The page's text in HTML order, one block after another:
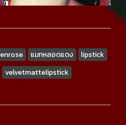
แมทหลอดแดง
lipstick
velvetmattelipstick